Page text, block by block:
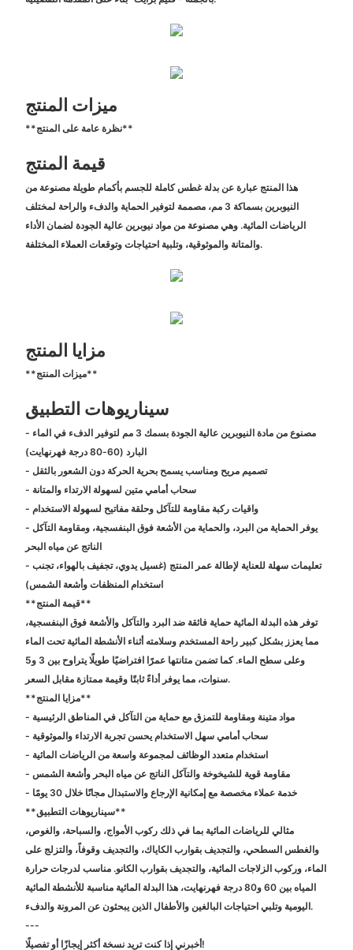
ميزات المنتج
**نظرة عامة على المنتج**
قيمة المنتج
هذا المنتج عبارة عن بدلة غطس كاملة للجسم بأكمام طويلة مصنوعة من
النيوبرين بسماكة 3 مم، مصممة لتوفير الحماية والدفء والراحة لمختلف
الرياضات المائية. وهي مصنوعة من مواد نيوبرين عالية الجودة لضمان الأداء
والمتانة والموثوقية، وتلبية احتياجات وتوقعات العملاء المختلفة.
مزايا المنتج
**ميزات المنتج**
سيناريوهات التطبيق
- مصنوع من مادة النيوبرين عالية الجودة بسمك 3 مم لتوفير الدفء في الماء
البارد (60-80 درجة فهرنهايت)
- تصميم مريح ومناسب يسمح بحرية الحركة دون الشعور بالثقل
- سحاب أمامي متين لسهولة الارتداء والمتانة
- واقيات ركبة مقاومة للتآكل وحلقة مفاتيح لسهولة الاستخدام
- يوفر الحماية من البرد، والحماية من الأشعة فوق البنفسجية، ومقاومة التآكل
الناتج عن مياه البحر
- تعليمات سهلة للعناية لإطالة عمر المنتج (غسيل يدوي، تجفيف بالهواء، تجنب
استخدام المنظفات وأشعة الشمس)
**قيمة المنتج**
توفر هذه البدلة المائية حماية فائقة ضد البرد والتآكل والأشعة فوق البنفسجية،
مما يعزز بشكل كبير راحة المستخدم وسلامته أثناء الأنشطة المائية تحت الماء
وعلى سطح الماء. كما تضمن متانتها عمرًا افتراضيًا طويلًا يتراوح بين 3 و5
سنوات، مما يوفر أداءً ثابتًا وقيمة ممتازة مقابل السعر.
**مزايا المنتج**
- مواد متينة ومقاومة للتمزق مع حماية من التآكل في المناطق الرئيسية
- سحاب أمامي سهل الاستخدام يحسن تجربة الارتداء والموثوقية
- استخدام متعدد الوظائف لمجموعة واسعة من الرياضات المائية
- مقاومة قوية للشيخوخة والتآكل الناتج عن مياه البحر وأشعة الشمس
- خدمة عملاء مخصصة مع إمكانية الإرجاع والاستبدال مجانًا خلال 30 يومًا
**سيناريوهات التطبيق**
مثالي للرياضات المائية بما في ذلك ركوب الأمواج، والسباحة، والغوص،
والغطس السطحي، والتجديف بقوارب الكاياك، والتجديف وقوفاً، والتزلج على
الماء، وركوب الزلاجات المائية، والتجديف بقوارب الكانو. مناسب لدرجات حرارة
المياه بين 60 و80 درجة فهرنهايت، هذا البدلة المائية مناسبة للأنشطة المائية
اليومية وتلبي احتياجات البالغين والأطفال الذين يبحثون عن المرونة والدفء.
---
أخبرني إذا كنت تريد نسخة أكثر إيجازًا أو تفصيلًا!